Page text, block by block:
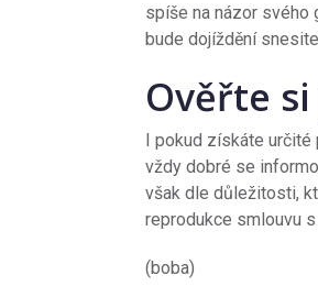
spíše na názor svého
bude dojíždění
Ověřte
I pokud získáte určité
vždy dobré se
však dle důležitosti,
reprodukce smlouvu
(boba)